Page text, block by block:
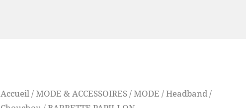
Accueil/MODE & ACCESSOIRES/MODE /Headband /